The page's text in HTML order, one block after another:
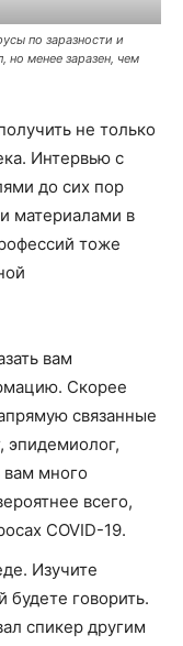
по заразности и
но менее заразен, чем
не только
Интервью с
до сих пор
материалами в
тоже
вам
Скорее
связанные
эпидемиолог,
вам много
всего,
COVID-19.
Изучите
будете говорить.
спикер другим